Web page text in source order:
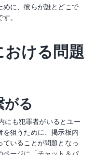
めに、彼らが誰とどこで
。
ける問題
る
にも犯罪者がいるとユー
狙うために、掲示板内
いることが問題となっ